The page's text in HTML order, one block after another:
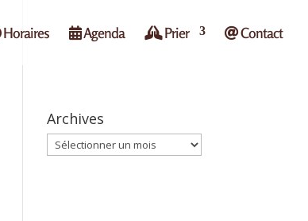
Horaires Agenda Prier Contact
Archives
Archives